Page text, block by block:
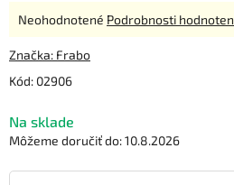
Kód: 02906
Na sklade
Môžeme doručiť do:10.8.2026
Priemerné
produktu
0,0
5
hviezdičiek.
Neohodnotené Podrobnosti
Značka: Frabo